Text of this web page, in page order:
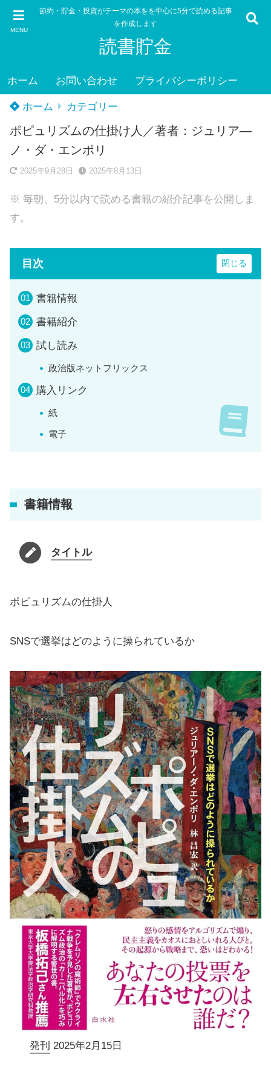
MENU
節約・貯金・投資がテーマの本をを中心に5分で読める記事
を作成します
読書貯金
ホーム お問い合わせ プライバシーポリシー
ホーム カテゴリー
ポピュリズムの仕掛け人／著者：ジュリア―
ノ・ダ・エンポリ
2025年9月28日 2025年8月13日
※ 毎朝、5分以内で読める書籍の紹介記事を公開しま
す。
目次
書籍情報
書籍紹介
試し読み
政治版ネットフリックス
購入リンク
紙
電子
書籍情報
タイトル
ポピュリズムの仕掛人
SNSで選挙はどのように操られているか
発刊 2025年2月15日